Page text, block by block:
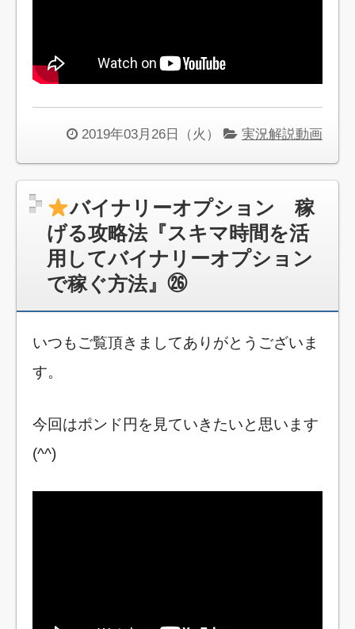
2019年03月26日（火） 実況解説動画
バイナリーオプション 稼
げる攻略法『スキマ時間を活
用してバイナリーオプション
で稼ぐ方法』㉖
いつもご覧頂きましてありがとうございま
す。
今回はポンド円を見ていきたいと思います
(^^)